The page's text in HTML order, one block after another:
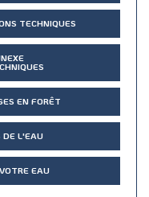
TECHNIQUES
EN FORÊT
DE L'EAU
EAU